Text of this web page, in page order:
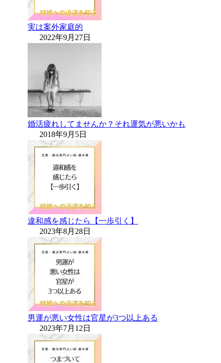
実は案外家庭的
2022年9月27日
婚活疲れしてませんか？それ運気が悪いかも
2018年9月5日
違和感を感じたら【一歩引く】
2023年8月28日
男運が悪い女性は官星が3つ以上ある
2023年7月12日